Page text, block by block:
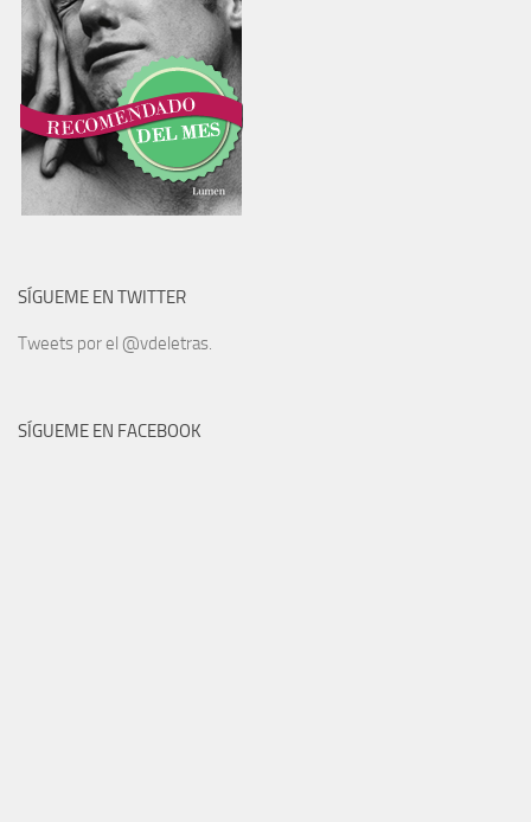
SÍGUEME EN TWITTER
Tweets por el @vdeletras.
SÍGUEME EN FACEBOOK